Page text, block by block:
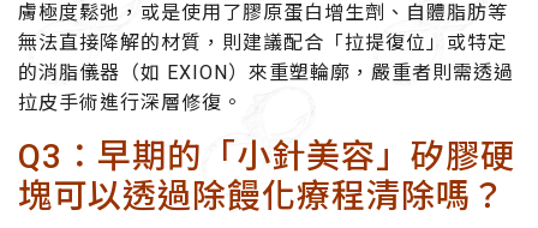
膚極度鬆弛，或是使用了膠原蛋白增生劑、自體脂肪等
無法直接降解的材質，則建議配合「拉提復位」或特定
的消脂儀器（如 EXION）來重塑輪廓，嚴重者則需透過
拉皮手術進行深層修復。
Q3：早期的「小針美容」矽膠硬
塊可以透過除饅化療程清除嗎？